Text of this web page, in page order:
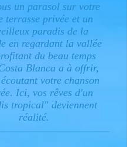
un parasol sur votre
terrasse privée et un
paradis de la
en regardant la vallée
du beau temps
Blanca a à offrir,
votre chanson
Ici, vos rêves d'un
tropical" deviennent
réalité.